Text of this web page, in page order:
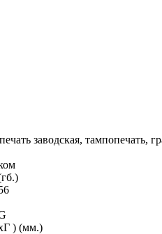
заводская, тампопечать,
) (мм.)